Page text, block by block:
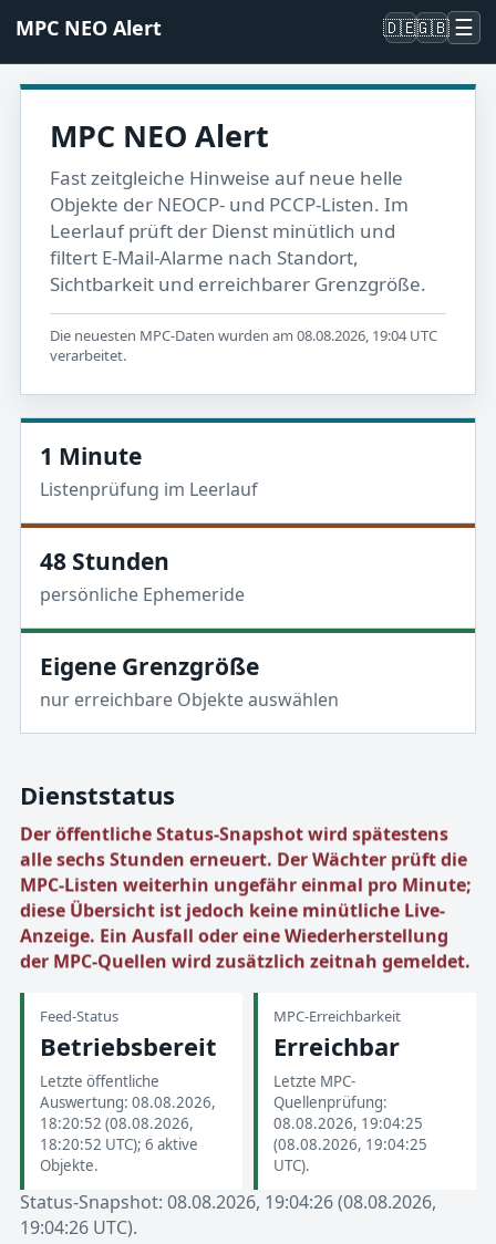
MPC NEO Alert 🇩🇪🇬🇧 ☰
MPC NEO Alert
Fast zeitgleiche Hinweise auf neue helle
Objekte der NEOCP- und PCCP-Listen. Im
Leerlauf prüft der Dienst minütlich und
filtert E-Mail-Alarme nach Standort,
Sichtbarkeit und erreichbarer Grenzgröße.
Die neuesten MPC-Daten wurden am 08.08.2026, 19:04 UTC
verarbeitet.
1 Minute
Listenprüfung im Leerlauf
48 Stunden
persönliche Ephemeride
Eigene Grenzgröße
nur erreichbare Objekte auswählen
Dienststatus
Der öffentliche Status-Snapshot wird spätestens
alle sechs Stunden erneuert. Der Wächter prüft die
MPC-Listen weiterhin ungefähr einmal pro Minute;
diese Übersicht ist jedoch keine minütliche Live-
Anzeige. Ein Ausfall oder eine Wiederherstellung
der MPC-Quellen wird zusätzlich zeitnah gemeldet.
Feed-Status
Betriebsbereit
Letzte öffentliche
Auswertung: 08.08.2026,
18:20:52 (08.08.2026,
18:20:52 UTC); 6 aktive
Objekte.
MPC-Erreichbarkeit
Erreichbar
Letzte MPC-
Quellenprüfung:
08.08.2026, 19:04:25
(08.08.2026, 19:04:25
UTC).
Status-Snapshot: 08.08.2026, 19:04:26 (08.08.2026,
19:04:26 UTC).